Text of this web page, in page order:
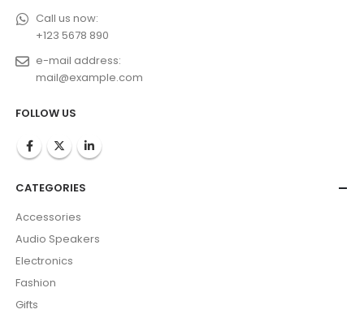
Call us now:
+123 5678 890
e-mail address:
mail@example.com
FOLLOW US
CATEGORIES
Accessories
Audio Speakers
Electronics
Fashion
Gifts